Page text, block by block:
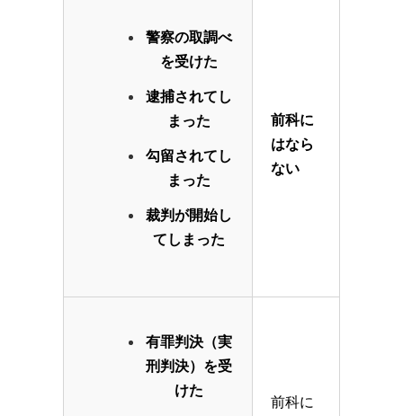
警察の取調べ
を受けた
逮捕されてし
まった
勾留されてし
まった
裁判が開始し
てしまった
前科に
はなら
ない
有罪判決（実
刑判決）を受
けた
前科に